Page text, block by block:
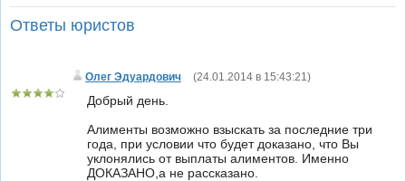
Ответы юристов
Олег Эдуардович (24.01.2014 в 15:43:21)
Добрый день.
Алименты возможно взыскать за последние три
года, при условии что будет доказано, что Вы
уклонялись от выплаты алиментов. Именно
ДОКАЗАНО,а не рассказано.